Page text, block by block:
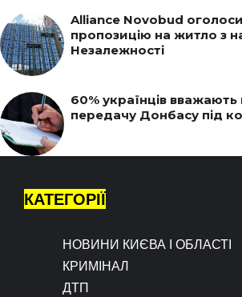
Alliance Novobud
пропозицію на житло з
Незалежності
60% українців
передачу Донбасу під
КАТЕГОРІЇ
НОВИНИ КИЄВА І ОБЛАСТІ
КРИМІНАЛ
ДТП